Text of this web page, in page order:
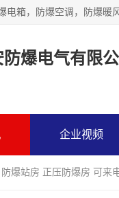
电箱，防爆空调，防爆暖
爆电气有限
企业视频
爆站房 正压防爆房 可来